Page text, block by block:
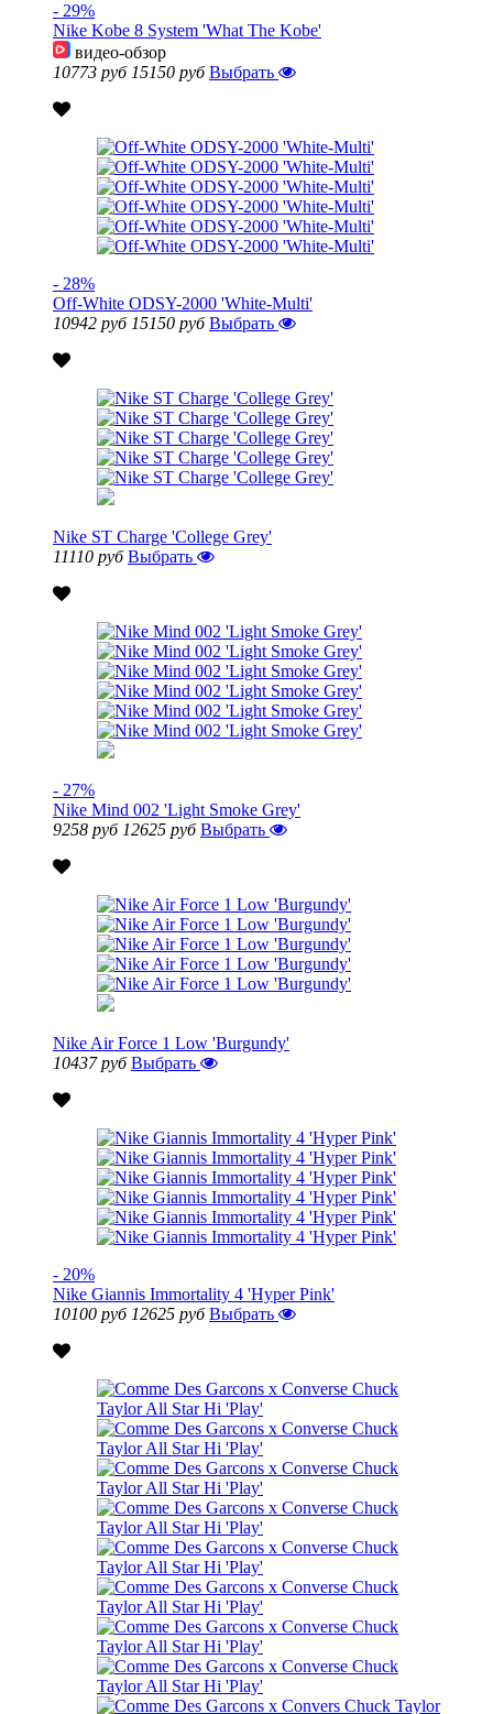
- 29%
Nike Kobe 8 System 'What The Kobe'
видео-обзор
10773 руб 15150 руб Выбрать
- 28%
Off-White ODSY-2000 'White-Multi'
10942 руб 15150 руб Выбрать
Nike ST Charge 'College Grey'
11110 руб Выбрать
- 27%
Nike Mind 002 'Light Smoke Grey'
9258 руб 12625 руб Выбрать
Nike Air Force 1 Low 'Burgundy'
10437 руб Выбрать
- 20%
Nike Giannis Immortality 4 'Hyper Pink'
10100 руб 12625 руб Выбрать